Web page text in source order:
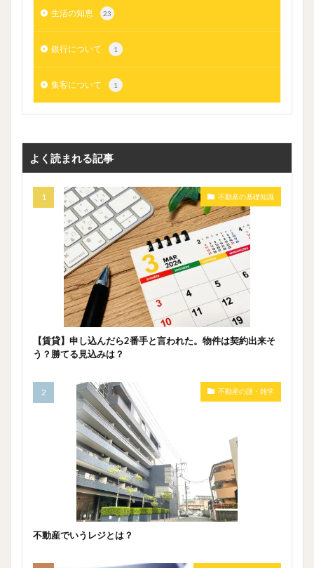
生活の知恵 23
銀行について 1
集客について 1
よく読まれる記事
不動産の基礎知識
【賃貸】申し込んだら2番手と言われた。物件は契約出来そ
う？勝てる見込みは？
不動産の謎・雑学
不動産でいうレジとは？